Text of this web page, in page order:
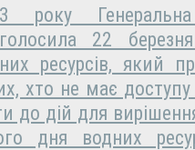
року
22
ресурсів, який
хто не має
до дій для
дня водних